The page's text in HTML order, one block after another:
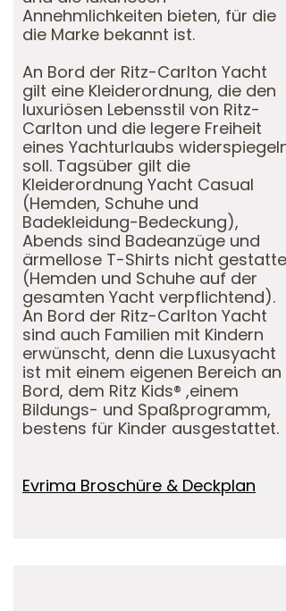
Annehmlichkeiten bieten, für die
die Marke bekannt ist.
An Bord der Ritz-Carlton Yacht
gilt eine Kleiderordnung, die den
luxuriösen Lebensstil von Ritz-
Carlton und die legere Freiheit
eines Yachturlaubs widerspiegeln
soll. Tagsüber gilt die
Kleiderordnung Yacht Casual
(Hemden, Schuhe und
Badekleidung-Bedeckung),
Abends sind Badeanzüge und
ärmellose T-Shirts nicht gestattet
(Hemden und Schuhe auf der
gesamten Yacht verpflichtend).
An Bord der Ritz-Carlton Yacht
sind auch Familien mit Kindern
erwünscht, denn die Luxusyacht
ist mit einem eigenen Bereich an
Bord, dem Ritz Kids® ,einem
Bildungs- und Spaßprogramm,
bestens für Kinder ausgestattet.
Evrima Broschüre & Deckplan